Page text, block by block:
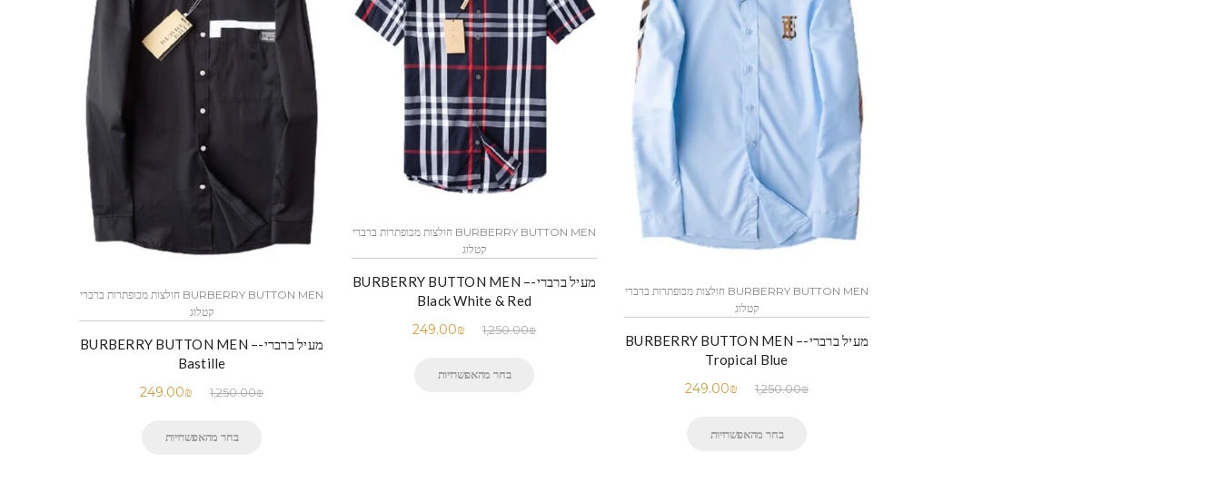
BURBERRY BUTTON MEN חולצות מכופתרות ברברי
קטלוג
מעיל ברברי-BURBERRY BUTTON MEN –
Bastille
1,250.00₪
249.00₪
בחר מהאפשרויות
BURBERRY BUTTON MEN חולצות מכופתרות ברברי
קטלוג
מעיל ברברי-BURBERRY BUTTON MEN –
Black White & Red
1,250.00₪
249.00₪
בחר מהאפשרויות
BURBERRY BUTTON MEN חולצות מכופתרות ברברי
קטלוג
מעיל ברברי-BURBERRY BUTTON MEN –
Tropical Blue
1,250.00₪
249.00₪
בחר מהאפשרויות